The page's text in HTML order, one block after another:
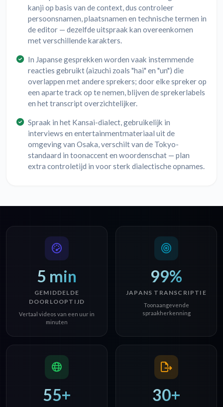
kanji op basis van de context, dus controleer
persoonsnamen, plaatsnamen en technische termen in
de editor — dezelfde uitspraak kan overeenkomen
met verschillende karakters.
In Japanse gesprekken worden vaak instemmende
reacties gebruikt (aizuchi zoals "hai" en "un") die
overlappen met andere sprekers; door elke spreker op
een aparte track op te nemen, blijven de sprekerlabels
en het transcript overzichtelijker.
Spraak in het Kansai-dialect, gebruikelijk in
interviews en entertainmentmateriaal uit de
omgeving van Osaka, verschilt van de Tokyo-
standaard in toonaccent en woordenschat — plan
extra controletijd in voor sterk dialectische opnames.
5 min
GEMIDDELDE
DOORLOOPTIJD
Vertaal videos van een uur in
minuten
99%
JAPANS TRANSCRIPTIE
Toonaangevende
spraakherkenning
55+ 30+